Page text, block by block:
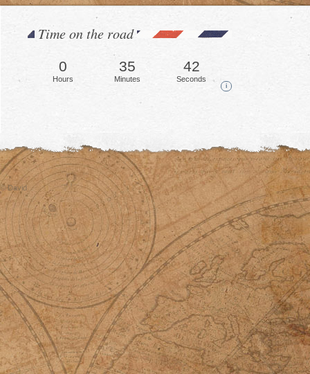
Time on the road
0
Hours
35
Minutes
44
Seconds
i
© David